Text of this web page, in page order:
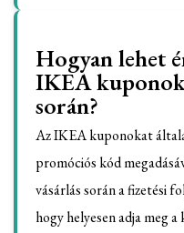
Hogyan lehet
IKEA
során?
Az IKEA kuponokat
promóciós kód
vásárlás során a fizetési
hogy helyesen adja meg